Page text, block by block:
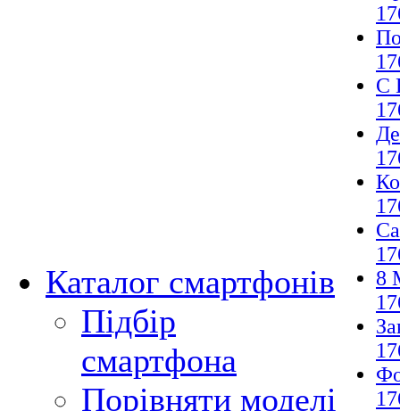
Каталог смартфонів
Підбір
смартфона
Порівняти моделі
С
8